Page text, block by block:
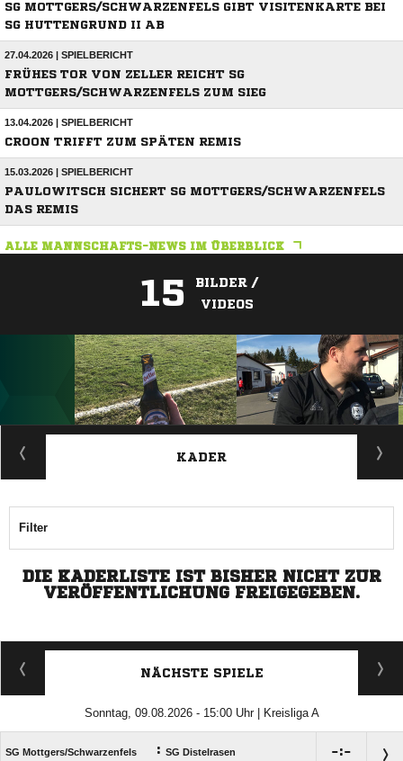
SG MOTTGERS/SCHWARZENFELS GIBT VISITENKARTE BEI
SG HUTTENGRUND II AB
27.04.2026 | SPIELBERICHT
FRÜHES TOR VON ZELLER REICHT SG
MOTTGERS/SCHWARZENFELS ZUM SIEG
13.04.2026 | SPIELBERICHT
CROON TRIFFT ZUM SPÄTEN REMIS
15.03.2026 | SPIELBERICHT
PAULOWITSCH SICHERT SG MOTTGERS/SCHWARZENFELS
DAS REMIS
ALLE MANNSCHAFTS-NEWS IM ÜBERBLICK
15
BILDER /
VIDEOS
ANZEIGE
KADER
Filter
DIE KADERLISTE IST BISHER NICHT ZUR
VERÖFFENTLICHUNG FREIGEGEBEN.
NÄCHSTE SPIELE
Sonntag, 09.08.2026 - 15:00 Uhr | Kreisliga A
SG Mottgers/​Schwarzenfels : SG Distelrasen :